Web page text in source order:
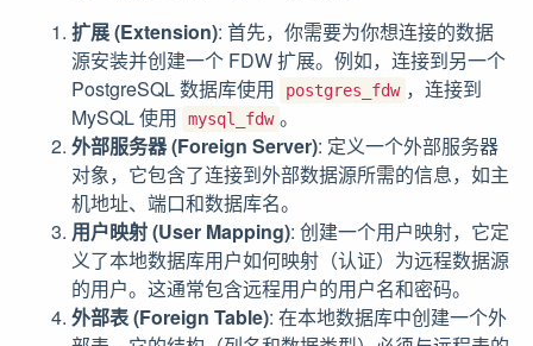
扩展 (Extension): 首先，你需要为你想连接的数据
源安装并创建一个 FDW 扩展。例如，连接到另一个
PostgreSQL 数据库使用
postgres_fdw ，连接到
MySQL 使用
mysql_fdw 。
外部服务器 (Foreign Server): 定义一个外部服务器
对象，它包含了连接到外部数据源所需的信息，如主
机地址、端口和数据库名。
用户映射 (User Mapping): 创建一个用户映射，它定
义了本地数据库用户如何映射（认证）为远程数据源
的用户。这通常包含远程用户的用户名和密码。
外部表 (Foreign Table): 在本地数据库中创建一个外